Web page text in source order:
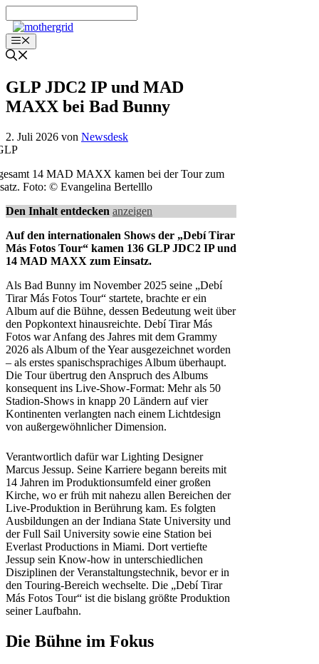
Inhalt
springenMenü
GLP JDC2 IP und MAD
MAXX bei Bad Bunny
2. Juli 2026 von Newsdesk
14 MAD MAXX kamen bei der Tour zum
Foto: © Evangelina Bertelllo
Den Inhalt entdecken anzeigen
Auf den internationalen Shows der „Debí Tirar
Más Fotos Tour“ kamen 136 GLP JDC2 IP und
14 MAD MAXX zum Einsatz.
Als Bad Bunny im November 2025 seine „Debí
Tirar Más Fotos Tour“ startete, brachte er ein
Album auf die Bühne, dessen Bedeutung weit über
den Popkontext hinausreichte. Debí Tirar Más
Fotos war Anfang des Jahres mit dem Grammy
2026 als Album of the Year ausgezeichnet worden
– als erstes spanischsprachiges Album überhaupt.
Die Tour übertrug den Anspruch des Albums
konsequent ins Live-Show-Format: Mehr als 50
Stadion-Shows in knapp 20 Ländern auf vier
Kontinenten verlangten nach einem Lichtdesign
von außergewöhnlicher Dimension.
Verantwortlich dafür war Lighting Designer
Marcus Jessup. Seine Karriere begann bereits mit
14 Jahren im Produktionsumfeld einer großen
Kirche, wo er früh mit nahezu allen Bereichen der
Live-Produktion in Berührung kam. Es folgten
Ausbildungen an der Indiana State University und
der Full Sail University sowie eine Station bei
Everlast Productions in Miami. Dort vertiefte
Jessup sein Know-how in unterschiedlichen
Disziplinen der Veranstaltungstechnik, bevor er in
den Touring-Bereich wechselte. Die „Debí Tirar
Más Fotos Tour“ ist die bislang größte Produktion
seiner Laufbahn.
Die Bühne im Fokus